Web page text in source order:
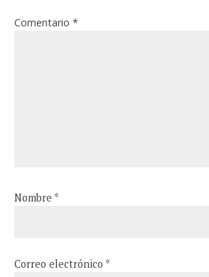
Comentario *
Nombre *
Correo electrónico *